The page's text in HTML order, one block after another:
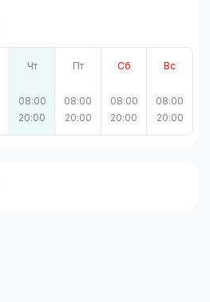
Чт
08:00
20:00
Пт
08:00
20:00
Сб
08:00
20:00
Вс
08:00
20:00